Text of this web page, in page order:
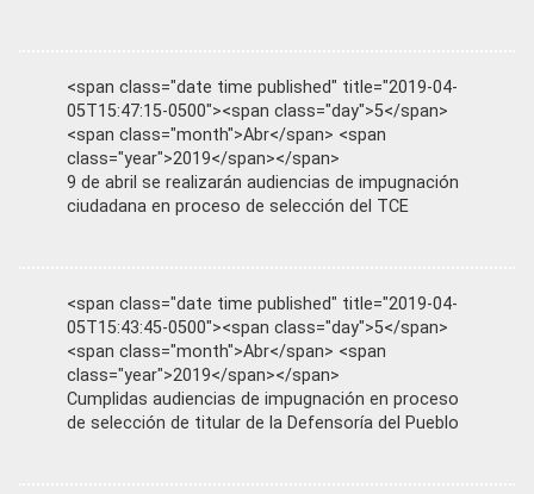
<span class="date time published" title="2019-04-
05T15:47:15-0500"><span class="day">5</span>
<span class="month">Abr</span> <span
class="year">2019</span></span>
9 de abril se realizarán audiencias de impugnación
ciudadana en proceso de selección del TCE
<span class="date time published" title="2019-04-
05T15:43:45-0500"><span class="day">5</span>
<span class="month">Abr</span> <span
class="year">2019</span></span>
Cumplidas audiencias de impugnación en proceso
de selección de titular de la Defensoría del Pueblo